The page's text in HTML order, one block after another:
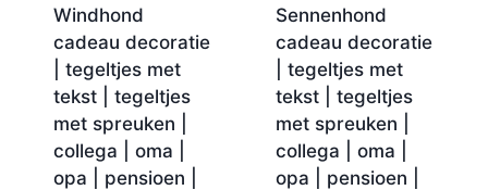
Windhond
cadeau decoratie
| tegeltjes met
tekst | tegeltjes
met spreuken |
collega | oma |
opa | pensioen |
Sennenhond
cadeau decoratie
| tegeltjes met
tekst | tegeltjes
met spreuken |
collega | oma |
opa | pensioen |